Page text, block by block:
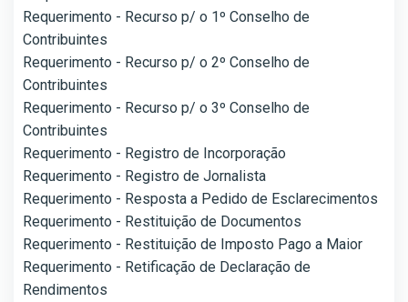
Requerimento - Recurso p/ o 1º Conselho de
Contribuintes
Requerimento - Recurso p/ o 2º Conselho de
Contribuintes
Requerimento - Recurso p/ o 3º Conselho de
Contribuintes
Requerimento - Registro de Incorporação
Requerimento - Registro de Jornalista
Requerimento - Resposta a Pedido de Esclarecimentos
Requerimento - Restituição de Documentos
Requerimento - Restituição de Imposto Pago a Maior
Requerimento - Retificação de Declaração de
Rendimentos